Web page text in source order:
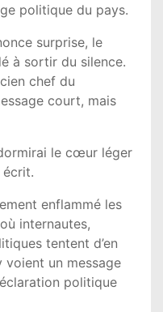
politique du pays.
surprise, le
à sortir du silence.
chef du
court, mais
le cœur léger
enflammé les
internautes,
tentent d’en
voient un message
politique